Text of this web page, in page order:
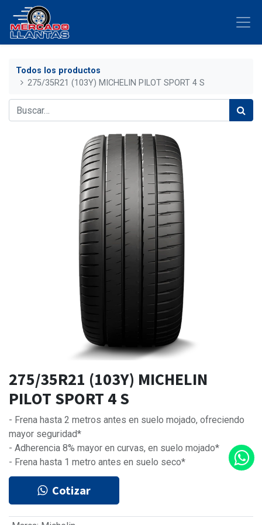
Todos los productos
275/35R21 (103Y) MICHELIN PILOT SPORT 4 S
275/35R21 (103Y) MICHELIN
PILOT SPORT 4 S
- Frena hasta 2 metros antes en suelo mojado, ofreciendo
mayor seguridad*
- Adherencia 8% mayor en curvas, en suelo mojado*
- Frena hasta 1 metro antes en suelo seco*
Cotizar